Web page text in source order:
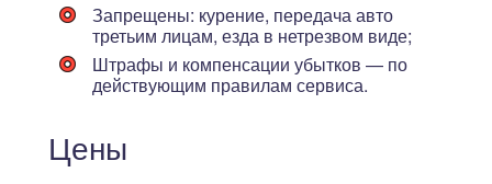
Запрещены: курение, передача авто
третьим лицам, езда в нетрезвом виде;
Штрафы и компенсации убытков — по
действующим правилам сервиса.
Цены